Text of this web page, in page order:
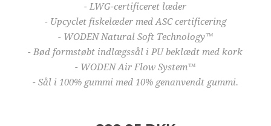
- LWG-certificeret læder
- Upcyclet fiskelæder med ASC certificering
- WODEN Natural Soft Technology™
- Bød formstøbt indlægssål i PU beklædt med kork
- WODEN Air Flow System™
- Sål i 100% gummi med 10% genanvendt gummi.